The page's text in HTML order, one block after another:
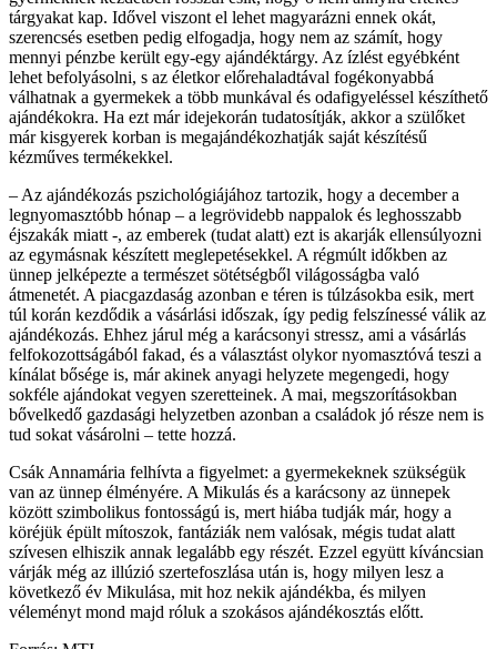
tárgyakat kap. Idővel viszont el lehet magyarázni ennek okát,
szerencsés esetben pedig elfogadja, hogy nem az számít, hogy
mennyi pénzbe került egy-egy ajándéktárgy. Az ízlést egyébként
lehet befolyásolni, s az életkor előrehaladtával fogékonyabbá
válhatnak a gyermekek a több munkával és odafigyeléssel készíthető
ajándékokra. Ha ezt már idejekorán tudatosítják, akkor a szülőket
már kisgyerek korban is megajándékozhatják saját készítésű
kézműves termékekkel.
– Az ajándékozás pszichológiájához tartozik, hogy a december a
legnyomasztóbb hónap – a legrövidebb nappalok és leghosszabb
éjszakák miatt -, az emberek (tudat alatt) ezt is akarják ellensúlyozni
az egymásnak készített meglepetésekkel. A régmúlt időkben az
ünnep jelképezte a természet sötétségből világosságba való
átmenetét. A piacgazdaság azonban e téren is túlzásokba esik, mert
túl korán kezdődik a vásárlási időszak, így pedig felszínessé válik az
ajándékozás. Ehhez járul még a karácsonyi stressz, ami a vásárlás
felfokozottságából fakad, és a választást olykor nyomasztóvá teszi a
kínálat bősége is, már akinek anyagi helyzete megengedi, hogy
sokféle ajándokat vegyen szeretteinek. A mai, megszorításokban
bővelkedő gazdasági helyzetben azonban a családok jó része nem is
tud sokat vásárolni – tette hozzá.
Csák Annamária felhívta a figyelmet: a gyermekeknek szükségük
van az ünnep élményére. A Mikulás és a karácsony az ünnepek
között szimbolikus fontosságú is, mert hiába tudják már, hogy a
köréjük épült mítoszok, fantáziák nem valósak, mégis tudat alatt
szívesen elhiszik annak legalább egy részét. Ezzel együtt kíváncsian
várják még az illúzió szertefoszlása után is, hogy milyen lesz a
következő év Mikulása, mit hoz nekik ajándékba, és milyen
véleményt mond majd róluk a szokásos ajándékosztás előtt.